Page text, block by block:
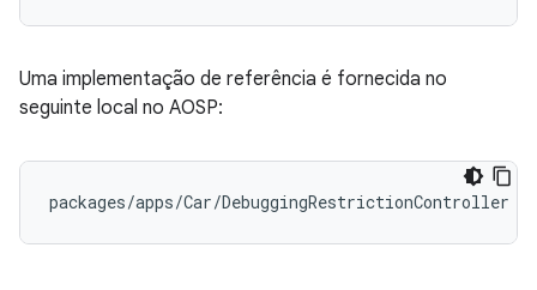
Uma implementação de referência é fornecida no
seguinte local no AOSP:
packages/apps/Car/DebuggingRestrictionController